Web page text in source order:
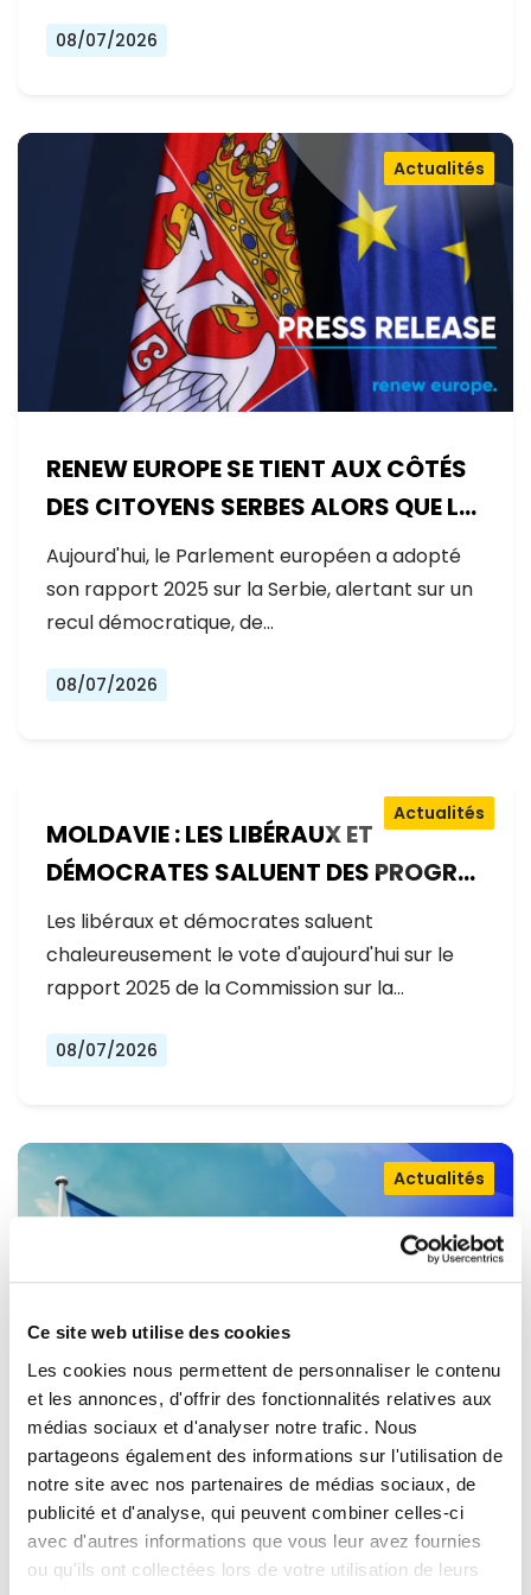
Ce site web utilise des cookies
Les cookies nous permettent de personnaliser le contenu
et les annonces, d'offrir des fonctionnalités relatives aux
médias sociaux et d'analyser notre trafic. Nous
partageons également des informations sur l'utilisation de
notre site avec nos partenaires de médias sociaux, de
publicité et d'analyse, qui peuvent combiner celles-ci
avec d'autres informations que vous leur avez fournies
ou qu'ils ont collectées lors de votre utilisation de leurs
08/07/2026
RENEW EUROPE SE TIENT AUX CÔTÉS
DES CITOYENS SERBES ALORS QUE LE
GOUVERNEMENT RECULE SUR LES
RÉFORMES
Actualités
Aujourd'hui, le Parlement européen a adopté
son rapport 2025 sur la Serbie, alertant sur un
recul démocratique, de…
08/07/2026
MOLDAVIE : LES LIBÉRAUX ET
DÉMOCRATES SALUENT DES PROGRÈS
EXCEPTIONNELS SUR LA VOIE DE
L'ADHÉSION À L'UE
Actualités
Les libéraux et démocrates saluent
chaleureusement le vote d'aujourd'hui sur le
rapport 2025 de la Commission sur la…
08/07/2026
OUVRIR LA PORTE À L'UKRAINE,
MAINTENIR LA PRESSION SUR LA
RUSSIE
Actualités
Renew Europe appelle l'Ukraine à accélérer la